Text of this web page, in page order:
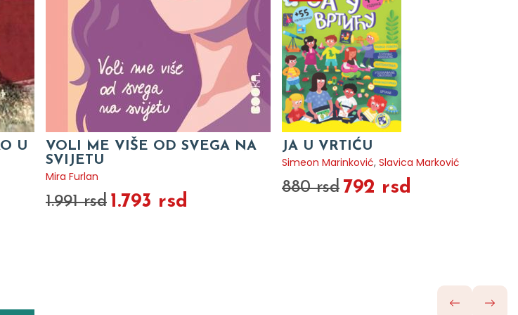
U
VOLI ME VIŠE OD SVEGA NA
SVIJETU
Mira Furlan
1.991 rsd 1.793 rsd
JA U VRTIĆU
Simeon Marinković, Slavica Marković
880 rsd 792 rsd